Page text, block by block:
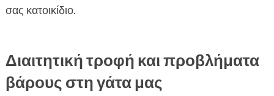
σας κατοικίδιο.
Διαιτητική τροφή και προβλήματα
βάρους στη γάτα μας